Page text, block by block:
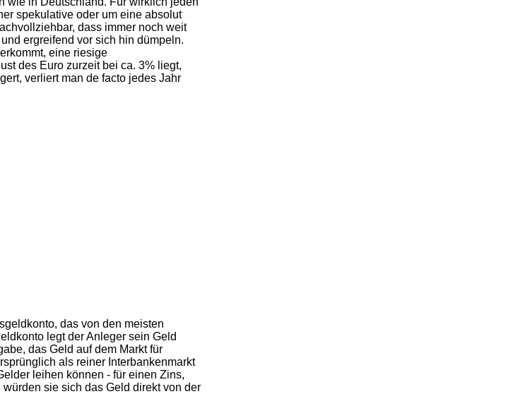
spekulative oder um eine absolut
dass immer noch weit
ergreifend vor sich hin dümpeln.
eine riesige
des Euro zurzeit bei ca. 3% liegt,
verliert man de facto jedes Jahr
das von den meisten
legt der Anleger sein Geld
das Geld auf dem Markt für
als reiner Interbankenmarkt
leihen können - für einen Zins,
sie sich das Geld direkt von der